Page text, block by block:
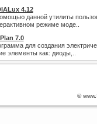
4.12
данной утилиты
режиме моде..
7.0
для создания
элементы как: диоды,..
©